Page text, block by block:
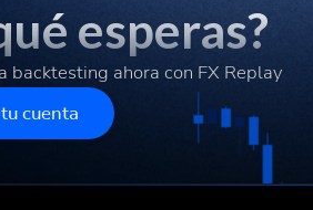
esperas?
backtesting ahora con FX Replay
cuenta